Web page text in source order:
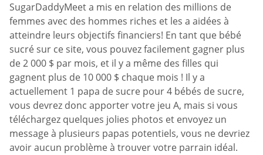
SugarDaddyMeet a mis en relation des millions de
femmes avec des hommes riches et les a aidées à
atteindre leurs objectifs financiers! En tant que bébé
sucré sur ce site, vous pouvez facilement gagner plus
de 2 000 $ par mois, et il y a même des filles qui
gagnent plus de 10 000 $ chaque mois ! Il y a
actuellement 1 papa de sucre pour 4 bébés de sucre,
vous devrez donc apporter votre jeu A, mais si vous
téléchargez quelques jolies photos et envoyez un
message à plusieurs papas potentiels, vous ne devriez
avoir aucun problème à trouver votre parrain idéal.